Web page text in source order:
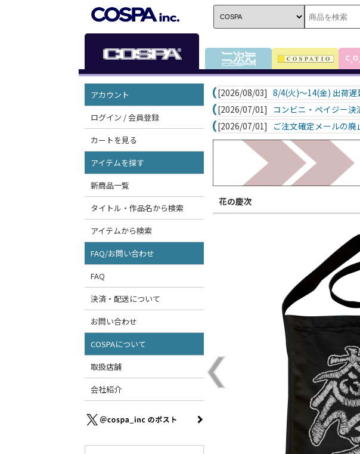
アカウント
ログイン / 会員登録
カートを見る
アイテムを探す
新商品一覧
タイトル・作品名から検索
アイテムから検索
FAQ/お問い合わせ
FAQ
決済・配送について
お問い合わせ
COSPAについて
取扱店舗
会社紹介
[2026/08/03] 8/4(火)～14(金) 出荷
[2026/07/01]
コンビニ・ペイジー
[2026/07/01]
ご注文確定メールの廃
花の慶次